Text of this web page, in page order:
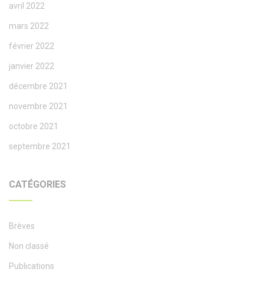
avril 2022
mars 2022
février 2022
janvier 2022
décembre 2021
novembre 2021
octobre 2021
septembre 2021
CATÉGORIES
Brèves
Non classé
Publications